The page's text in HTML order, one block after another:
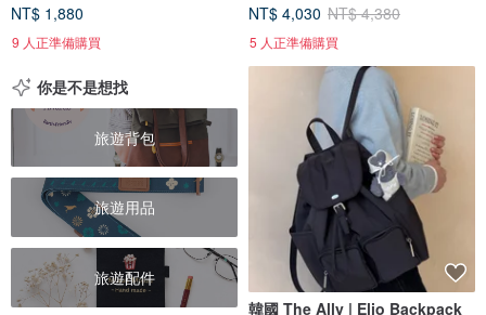
NT$ 1,880
9 人正準備購買
NT$ 4,030 NT$ 4,380
5 人正準備購買
你是不是想找
旅遊背包
旅遊用品
旅遊配件
韓國 The Ally | Elio Backpack